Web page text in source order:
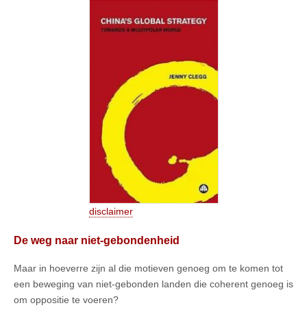
disclaimer
De weg naar niet-gebondenheid
Maar in hoeverre zijn al die motieven genoeg om te komen tot
een beweging van niet-gebonden landen die coherent genoeg is
om oppositie te voeren?